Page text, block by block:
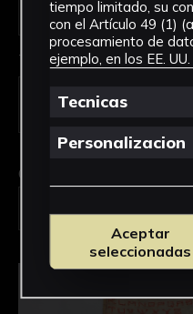
Tipo de uso *
Obra en la que está
FPED-0136/
tiempo limitado, su
con el Artículo 49 (1)
procesamiento de
ejemplo, en los EE. UU.
Tecnicas
Personalizacion
Aceptar
seleccionadas